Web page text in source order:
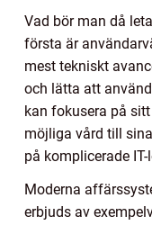
Vad bör man då
första är
mest tekniskt
och lätta att
kan fokusera på
möjliga vård till
på komplicerade
Moderna
erbjuds av